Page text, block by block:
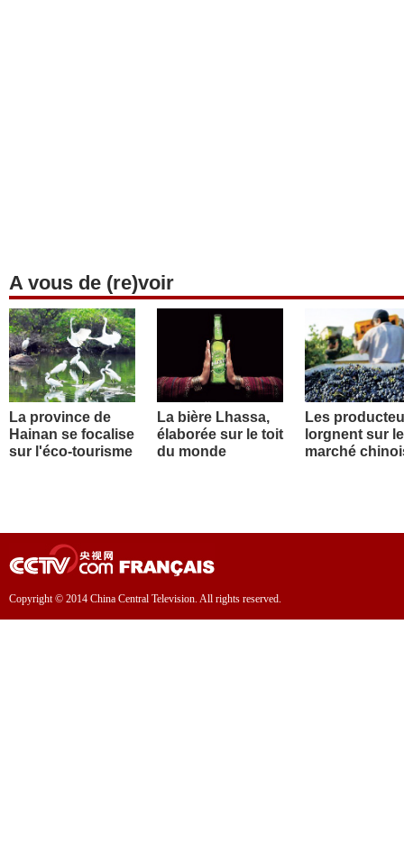
A vous de (re)voir
La province de
Hainan se focalise
sur l'éco-tourisme
La bière Lhassa,
élaborée sur le toit
du monde
Les
lorgnent sur le
marché
Copyright © 2014 China Central Television. All rights reserved.